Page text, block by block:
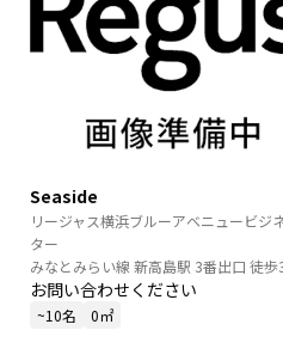
Seaside
リージャス横浜ブルーアベニュービジ
ター
みなとみらい線 新高島駅 3番出口 徒歩
お問い合わせください
~10名 0㎡